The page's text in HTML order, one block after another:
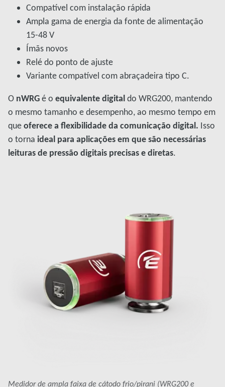
Compatível com instalação rápida
Ampla gama de energia da fonte de alimentação
15-48 V
Ímãs novos
Relé do ponto de ajuste
Variante compatível com abraçadeira tipo C.
O nWRGé o equivalente digitaldo WRG200, mantendo
o mesmo tamanho e desempenho, ao mesmo tempo em
queoferece a flexibilidade da comunicação digital. Isso
o torna ideal para aplicações em que são necessárias
leituras de pressão digitais precisas e diretas.
Medidor de ampla faixa de cátodo frio/pirani (WRG200 e